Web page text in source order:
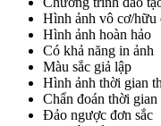
Hình ảnh vô cơ/hữu
Hình ảnh hoàn hảo
Có khả năng in ảnh
Màu sắc giả lập
Hình ảnh thời gian
Chẩn đoán thời gian
Đảo ngược đơn sắc